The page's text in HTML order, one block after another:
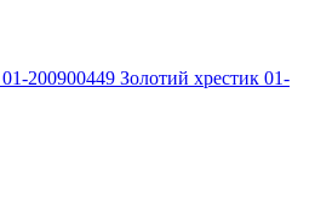
Золотий хрестик 01-